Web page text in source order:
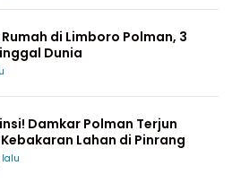
di Limboro Polman, 3
Dunia
Damkar Polman Terjun
Lahan di Pinrang